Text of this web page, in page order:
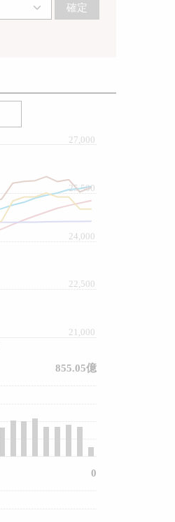
確定
21,000
24,000
27,000
22,500
25,500
855.05億
0